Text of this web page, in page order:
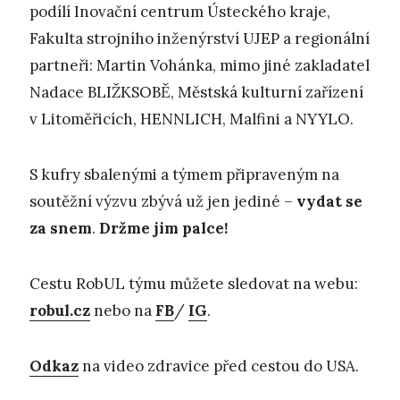
podílí Inovační centrum Ústeckého kraje,
Fakulta strojního inženýrství UJEP a regionální
partneři: Martin Vohánka, mimo jiné zakladatel
Nadace BLIŽKSOBĚ, Městská kulturní zařízení
v Litoměřicích, HENNLICH, Malfini a NYYLO.
S kufry sbalenými a týmem připraveným na
soutěžní výzvu zbývá už jen jediné – vydat se
za snem. Držme jim palce!
Cestu RobUL týmu můžete sledovat na webu:
robul.cznebo na FB/ IG.
Odkazna video zdravice před cestou do USA.